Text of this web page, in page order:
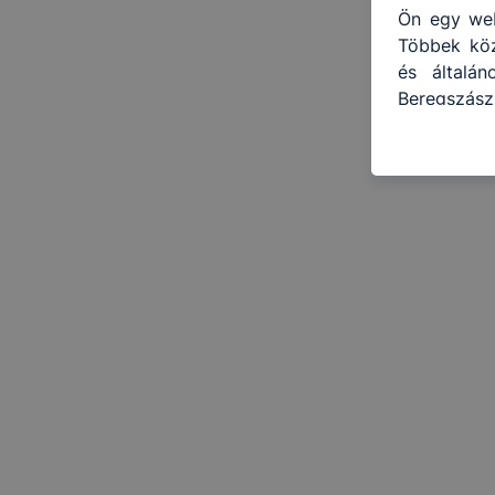
Ön egy
Többek
és
honlapot
használja
Hogyan